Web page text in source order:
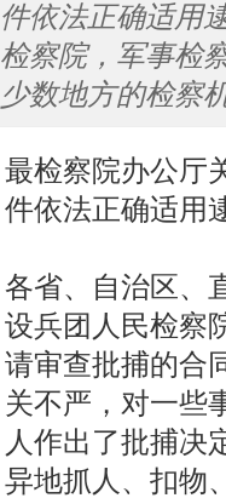
件依法正确适用
检察院，军事检
少数地方的检察
最检察院办公厅
件依法正确适用
各省、自治区、
设兵团人民检察
请审查批捕的合
关不严，对一些
人作出了批捕决
异地抓人、扣物